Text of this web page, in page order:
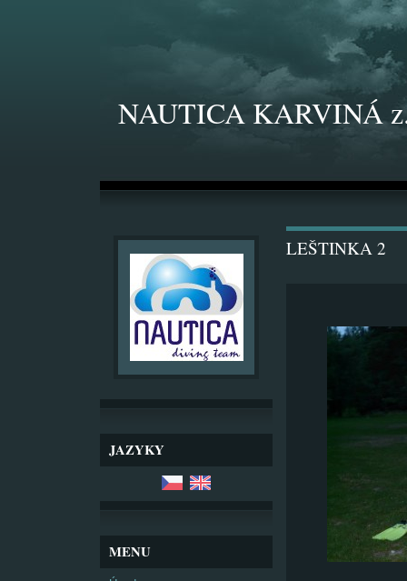
NAUTICA KARVINÁ
JAZYKY
MENU
LEŠTINKA 2